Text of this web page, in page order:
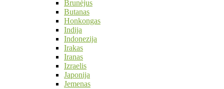
Brunėjus
Butanas
Honkongas
Indija
Indonezija
Irakas
Iranas
Izraelis
Japonija
Jemenas